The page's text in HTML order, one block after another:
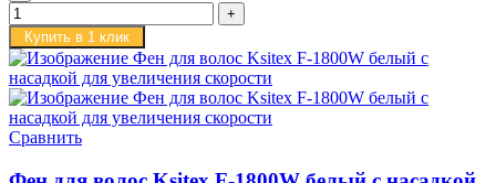
Купить в 1 клик
Сравнить